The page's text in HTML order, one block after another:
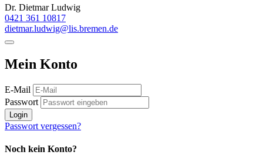
Dr. Dietmar Ludwig
0421 361 10817
dietmar.ludwig@lis.bremen.de
Mein Konto
E-Mail
Passwort
Login
Passwort vergessen?
Noch kein Konto?